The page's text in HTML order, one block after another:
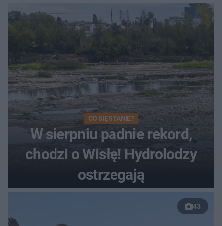
CO SIĘ STANIE?
W sierpniu padnie rekord,
chodzi o Wisłę! Hydrolodzy
ostrzegają
43